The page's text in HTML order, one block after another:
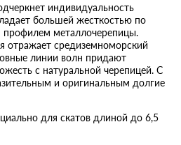
индивидуальность
большей жесткостью по
профилем металлочерепицы.
отражает средиземноморский
линии волн придают
с натуральной черепицей. С
и оригинальным долгие
для скатов длиной до 6,5